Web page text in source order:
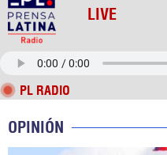
LIVE
PL RADIO
OPINIÓN